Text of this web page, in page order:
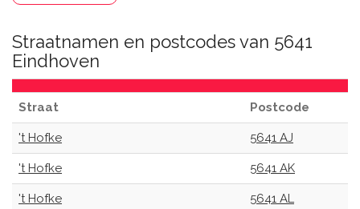
Straatnamen en postcodes van 5641
Eindhoven
Straat Postcode
't Hofke 5641 AJ
't Hofke 5641 AK
't Hofke 5641 AL